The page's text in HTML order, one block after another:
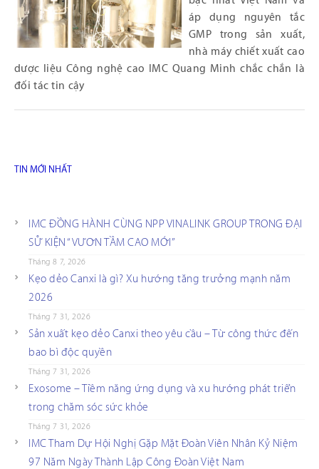
áp dụng nguyên tắc
GMP trong sản xuất,
nhà máy chiết xuất cao
dược liệu Công nghệ cao IMC Quang Minh chắc chắn là
đối tác tin cậy
TIN MỚI NHẤT
IMC ĐỒNG HÀNH CÙNG NPP VINALINK GROUP TRONG ĐẠI
SỰ KIỆN “VƯƠN TẦM CAO MỚI”
Tháng 8 7, 2026
Kẹo dẻo Canxi là gì? Xu hướng tăng trưởng mạnh năm
2026
Tháng 7 31, 2026
Sản xuất kẹo dẻo Canxi theo yêu cầu – Từ công thức đến
bao bì độc quyền
Tháng 7 31, 2026
Exosome – Tiềm năng ứng dụng và xu hướng phát triển
trong chăm sóc sức khỏe
Tháng 7 31, 2026
IMC Tham Dự Hội Nghị Gặp Mặt Đoàn Viên Nhân Kỷ Niệm
97 Năm Ngày Thành Lập Công Đoàn Việt Nam